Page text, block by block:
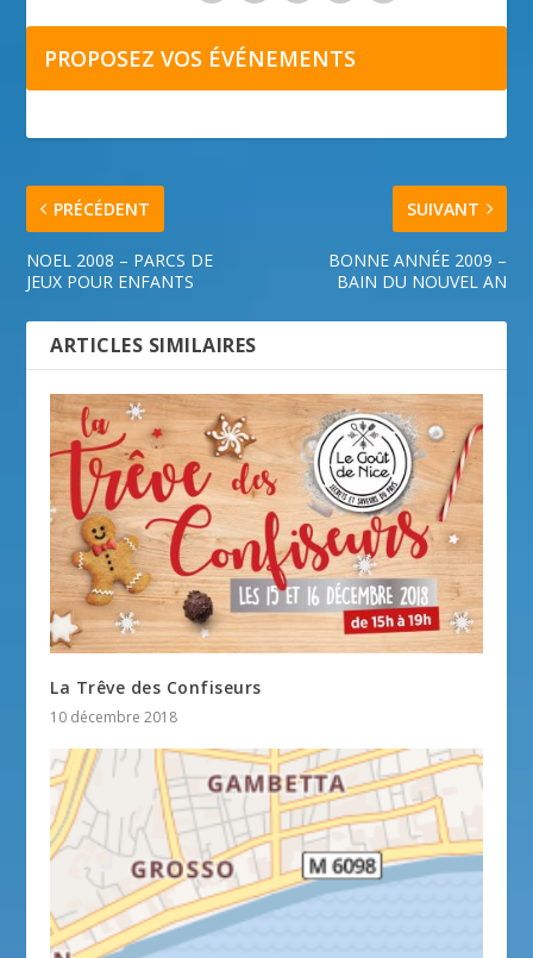
PROPOSEZ VOS ÉVÉNEMENTS
PRÉCÉDENT
NOEL 2008 – PARCS DE
JEUX POUR ENFANTS
SUIVANT
BONNE ANNÉE 2009 –
BAIN DU NOUVEL AN
ARTICLES SIMILAIRES
La Trêve des Confiseurs
10 décembre 2018